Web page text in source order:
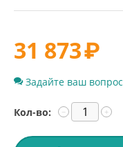
31 873₽
Задайте ваш вопрос
Кол-во: +
−